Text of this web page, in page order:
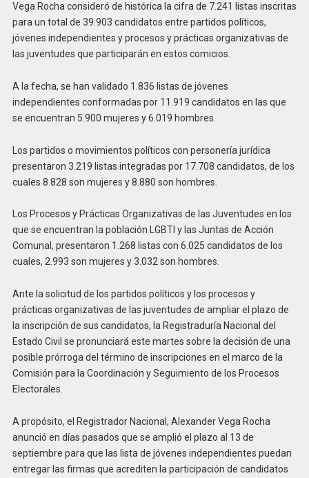
Vega Rocha consideró de histórica la cifra de 7.241 listas inscritas
para un total de 39.903 candidatos entre partidos políticos,
jóvenes independientes y procesos y prácticas organizativas de
las juventudes que participarán en estos comicios.
A la fecha, se han validado 1.836 listas de jóvenes
independientes conformadas por 11.919 candidatos en las que
se encuentran 5.900 mujeres y 6.019 hombres.
Los partidos o movimientos políticos con personería jurídica
presentaron 3.219 listas integradas por 17.708 candidatos, de los
cuales 8.828 son mujeres y 8.880 son hombres.
Los Procesos y Prácticas Organizativas de las Juventudes en los
que se encuentran la población LGBTI y las Juntas de Acción
Comunal, presentaron 1.268 listas con 6.025 candidatos de los
cuales, 2.993 son mujeres y 3.032 son hombres.
Ante la solicitud de los partidos políticos y los procesos y
prácticas organizativas de las juventudes de ampliar el plazo de
la inscripción de sus candidatos, la Registraduría Nacional del
Estado Civil se pronunciará este martes sobre la decisión de una
posible prórroga del término de inscripciones en el marco de la
Comisión para la Coordinación y Seguimiento de los Procesos
Electorales.
A propósito, el Registrador Nacional, Alexander Vega Rocha
anunció en días pasados que se amplió el plazo al 13 de
septiembre para que las lista de jóvenes independientes puedan
entregar las firmas que acrediten la participación de candidatos